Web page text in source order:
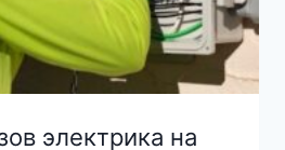
электрика на